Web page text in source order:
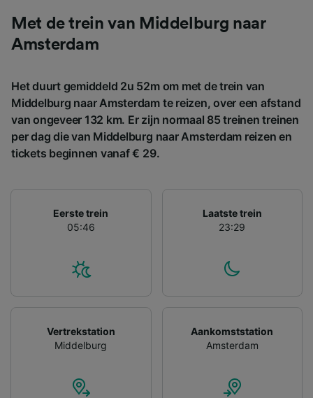
Met de trein van Middelburg naar
Amsterdam
Het duurt gemiddeld 2u 52m om met de trein van
Middelburg naar Amsterdam te reizen, over een afstand
van ongeveer 132 km. Er zijn normaal 85 treinen treinen
per dag die van Middelburg naar Amsterdam reizen en
tickets beginnen vanaf € 29.
Eerste trein
05:46
Laatste trein
23:29
Vertrekstation
Middelburg
Aankomststation
Amsterdam
Wij en onze partners verwerken gegevens
voor de volgende doeleinden:
identificatie. Informatie op een apparaat
opslaan en/of openen. Gepersonaliseerde
advertenties en content, advertentie- en
contentmetingen, doelgroepenonderzoek en
ontwikkeling van diensten.